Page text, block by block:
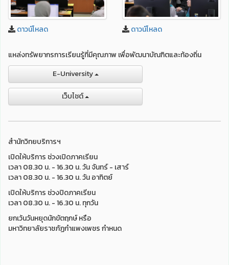
ดาวน์โหลด ดาวน์โหลด
แหล่งทรัพยากรการเรียนรู้ที่มีคุณภาพ เพื่อพัฒนาบัณฑิตและท้องถิ่น
E-University
เว็บไชต์
สำนักวิทยบริการฯ
เปิดให้บริการ ช่วงเปิดภาคเรียน
เวลา 08.30 น. - 16.30 น. วัน จันทร์ - เสาร์
เวลา 08.30 น. - 16.30 น. วัน อาทิตย์
เปิดให้บริการ ช่วงปิดภาคเรียน
เวลา 08.30 น. - 16.30 น. ทุกวัน
ยกเว้นวันหยุดนักขัตฤกษ์ หรือ
มหาวิทยาลัยราชภัฏกำแพงเพชร กำหนด